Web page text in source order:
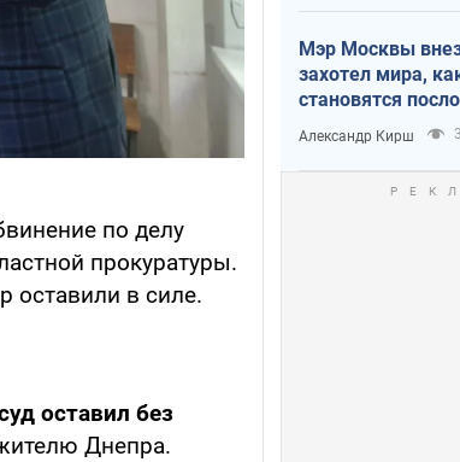
по делу
прокуратуры.
оставили в силе.
оставил без
Днепра.
Мэр Москвы
захотел мира,
становятся
и новые
рейтинги
Александр Кирш